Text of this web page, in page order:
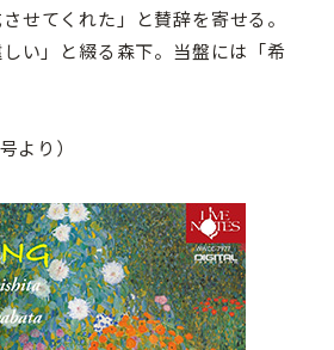
せてくれた」と賛辞を寄せる。
しい」と綴る森下。当盤には「希
より）